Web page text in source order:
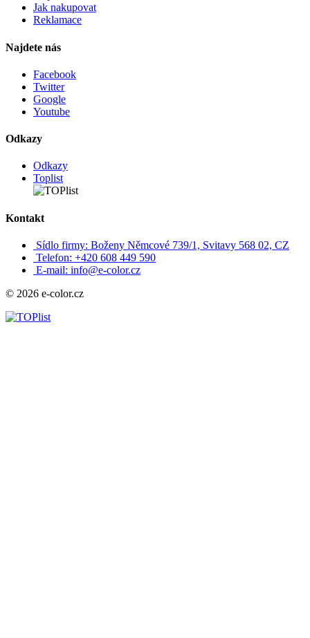
Jak nakupovat
Reklamace
Najdete nás
Facebook
Twitter
Google
Youtube
Odkazy
Odkazy
Toplist
Kontakt
Sídlo firmy: Boženy Němcové 739/1, Svitavy 568 02, CZ
Telefon: +420 608 449 590
E-mail: info@e-color.cz
© 2026 e-color.cz